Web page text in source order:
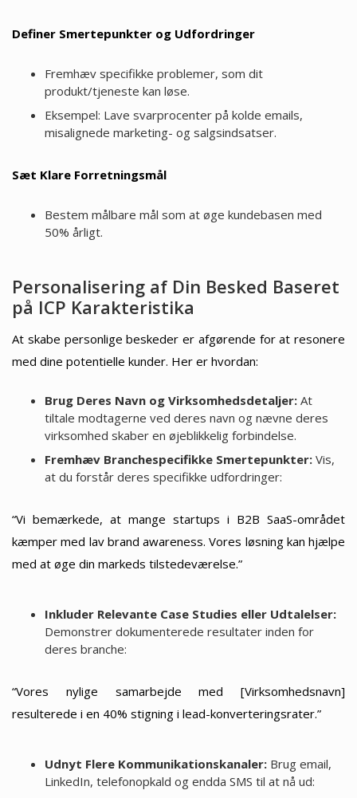
Definer Smertepunkter og Udfordringer
Fremhæv specifikke problemer, som dit
produkt/tjeneste kan løse.
Eksempel: Lave svarprocenter på kolde emails,
misalignede marketing- og salgsindsatser.
Sæt Klare Forretningsmål
Bestem målbare mål som at øge kundebasen med
50% årligt.
Personalisering af Din Besked Baseret
på ICP Karakteristika
At skabe personlige beskeder er afgørende for at resonere
med dine potentielle kunder. Her er hvordan:
Brug Deres Navn og Virksomhedsdetaljer:At
tiltale modtagerne ved deres navn og nævne deres
virksomhed skaber en øjeblikkelig forbindelse.
Fremhæv Branchespecifikke Smertepunkter:Vis,
at du forstår deres specifikke udfordringer:
“Vi bemærkede, at mange startups i B2B SaaS-området
kæmper med lav brand awareness. Vores løsning kan hjælpe
med at øge din markeds tilstedeværelse.”
Inkluder Relevante Case Studies eller Udtalelser:
Demonstrer dokumenterede resultater inden for
deres branche:
“Vores nylige samarbejde med [Virksomhedsnavn]
resulterede i en 40% stigning i lead-konverteringsrater.”
Udnyt Flere Kommunikationskanaler:Brug email,
LinkedIn, telefonopkald og endda SMS til at nå ud: